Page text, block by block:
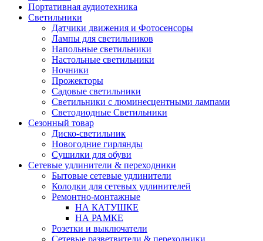
Портативная аудиотехника
Светильники
Датчики движения и Фотосенсоры
Лампы для светильников
Напольные светильники
Настольные светильники
Ночники
Прожекторы
Садовые светильники
Светильники с люминесцентными лампами
Светодиодные Светильники
Сезонный товар
Диско-светильник
Новогодние гирлянды
Сушилки для обуви
Сетевые удлинители & переходники
Бытовые сетевые удлинители
Колодки для сетевых удлинителей
Ремонтно-монтажные
НА КАТУШКЕ
НА РАМКЕ
Розетки и выключатели
Сетевые разветвители & переходники